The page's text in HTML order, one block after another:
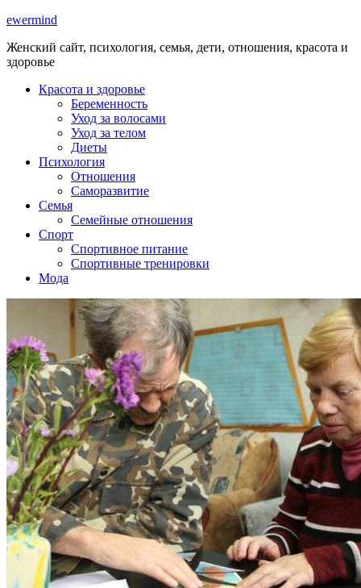
ewermind
Женский сайт, психология, семья, дети, отношения, красота и
здоровье
Красота и здоровье
Беременность
Уход за волосами
Уход за телом
Диеты
Психология
Отношения
Саморазвитие
Семья
Семейные отношения
Спорт
Спортивное питание
Спортивные тренировки
Мода